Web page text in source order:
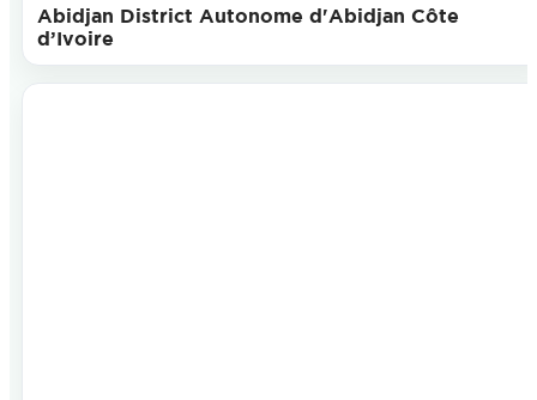
Abidjan District Autonome d'Abidjan Côte
d’Ivoire